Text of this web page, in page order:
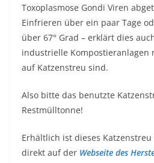
Toxoplasmose Gondi Viren
Einfrieren über ein paar Tage
über 67° Grad – erklärt dies
industrielle Kompostieranlagen
auf Katzenstreu sind.
Also bitte das benutzte
Restmülltonne!
Erhältlich ist dieses Katzenstreu
direkt auf der Webseite des